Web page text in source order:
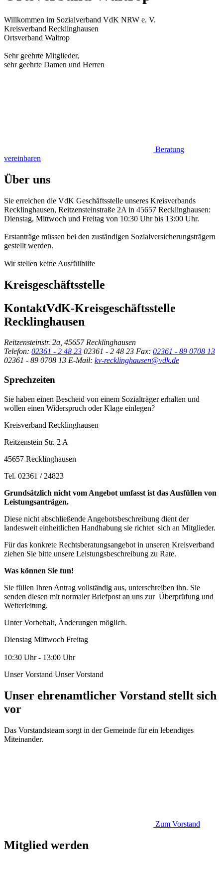
Willkommen im Sozialverband VdK NRW e. V.
Kreisverband Recklinghausen
Ortsverband Waltrop
Sehr geehrte Mitglieder,
sehr geehrte Damen und Herren
Beratung
vereinbaren
Über uns
Sie erreichen die VdK Geschäftsstelle unseres Kreisverbands
Recklinghausen, Reitzensteinstraße 2A in 45657 Recklinghausen:
Dienstag, Mittwoch und Freitag von 10:30 Uhr bis 13:00 Uhr.
Erstanträge müssen bei den zuständigen Sozialversicherungsträgern
gestellt werden.
Wir stellen keine Ausfüllhilfe
Kreisgeschäftsstelle
KontaktVdK-Kreisgeschäftsstelle
Recklinghausen
Reitzensteinstr. 2a, 45657 Recklinghausen
Telefon: 02361 - 2 48 23 02361 - 2 48 23 Fax: 02361 - 89 0708 13
02361 - 89 0708 13 E-Mail: kv-recklinghausen@vdk.de
Sprechzeiten
Sie haben einen Bescheid von einem Sozialträger erhalten und
wollen einen Widerspruch oder Klage einlegen?
Kreisverband Recklinghausen
Reitzenstein Str. 2 A
45657 Recklinghausen
Tel. 02361 / 24823
Grundsätzlich nicht vom Angebot umfasst ist das Ausfüllen von
Leistungsanträgen.
Diese nicht abschließende Angebotsbeschreibung dient der
landesweit einheitlichen Handhabung sie richtet sich an Mitglieder.
Für das konkrete Rechtsberatungsangebot in unseren Kreisverband
ziehen Sie bitte unsere Leistungsbeschreibung zu Rate.
Was können Sie tun!
Sie füllen Ihren Antrag vollständig aus, unterschreiben ihn. Sie
senden diesen mit normaler Briefpost an uns zur Überprüfung und
Weiterleitung.
Unter Vorbehalt, Änderungen möglich.
Dienstag Mittwoch Freitag
10:30 Uhr - 13:00 Uhr
Unser Vorstand Unser Vorstand
Unser ehrenamtlicher Vorstand stellt sich
vor
Das Vorstandsteam sorgt in der Gemeinde für ein lebendiges
Miteinander.
Zum Vorstand
Mitglied werden